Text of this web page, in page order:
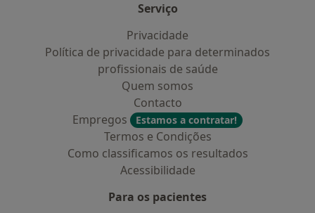
Serviço
Privacidade
Política de privacidade para determinados
profissionais de saúde
Quem somos
Contacto
Empregos
Estamos a contratar!
Termos e Condições
Como classificamos os resultados
Acessibilidade
Para os pacientes